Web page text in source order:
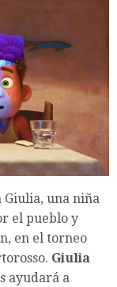
Giulia, una niña
el pueblo y
en el torneo
Giulia
ayudará a